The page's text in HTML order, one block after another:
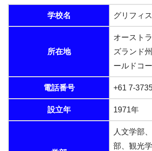
学校名 グリフィ
所在地
オースト
ズランド
ールドコ
電話番号 +61 7-
設立年 1971年
人文学部
部、観光